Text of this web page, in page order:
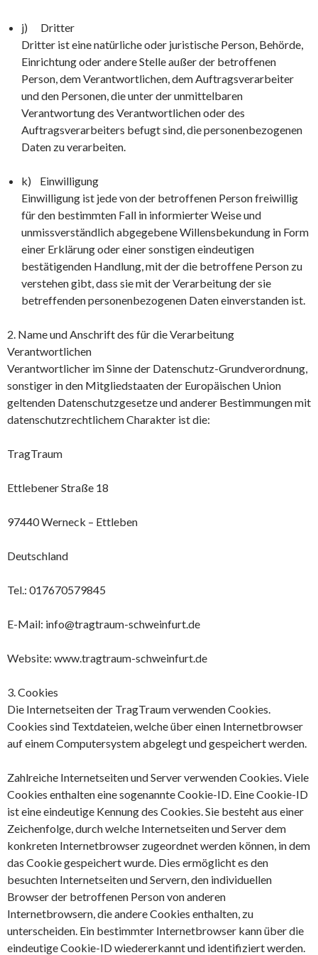
j) Dritter
Dritter ist eine natürliche oder juristische Person, Behörde,
Einrichtung oder andere Stelle außer der betroffenen
Person, dem Verantwortlichen, dem Auftragsverarbeiter
und den Personen, die unter der unmittelbaren
Verantwortung des Verantwortlichen oder des
Auftragsverarbeiters befugt sind, die personenbezogenen
Daten zu verarbeiten.
k) Einwilligung
Einwilligung ist jede von der betroffenen Person freiwillig
für den bestimmten Fall in informierter Weise und
unmissverständlich abgegebene Willensbekundung in Form
einer Erklärung oder einer sonstigen eindeutigen
bestätigenden Handlung, mit der die betroffene Person zu
verstehen gibt, dass sie mit der Verarbeitung der sie
betreffenden personenbezogenen Daten einverstanden ist.
2. Name und Anschrift des für die Verarbeitung
Verantwortlichen
Verantwortlicher im Sinne der Datenschutz-Grundverordnung,
sonstiger in den Mitgliedstaaten der Europäischen Union
geltenden Datenschutzgesetze und anderer Bestimmungen mit
datenschutzrechtlichem Charakter ist die:
TragTraum
Ettlebener Straße 18
97440 Werneck – Ettleben
Deutschland
Tel.: 017670579845
E-Mail: info@tragtraum-schweinfurt.de
Website: www.tragtraum-schweinfurt.de
3. Cookies
Die Internetseiten der TragTraum verwenden Cookies.
Cookies sind Textdateien, welche über einen Internetbrowser
auf einem Computersystem abgelegt und gespeichert werden.
Zahlreiche Internetseiten und Server verwenden Cookies. Viele
Cookies enthalten eine sogenannte Cookie-ID. Eine Cookie-ID
ist eine eindeutige Kennung des Cookies. Sie besteht aus einer
Zeichenfolge, durch welche Internetseiten und Server dem
konkreten Internetbrowser zugeordnet werden können, in dem
das Cookie gespeichert wurde. Dies ermöglicht es den
besuchten Internetseiten und Servern, den individuellen
Browser der betroffenen Person von anderen
Internetbrowsern, die andere Cookies enthalten, zu
unterscheiden. Ein bestimmter Internetbrowser kann über die
eindeutige Cookie-ID wiedererkannt und identifiziert werden.